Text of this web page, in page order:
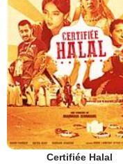
Certifiée Halal